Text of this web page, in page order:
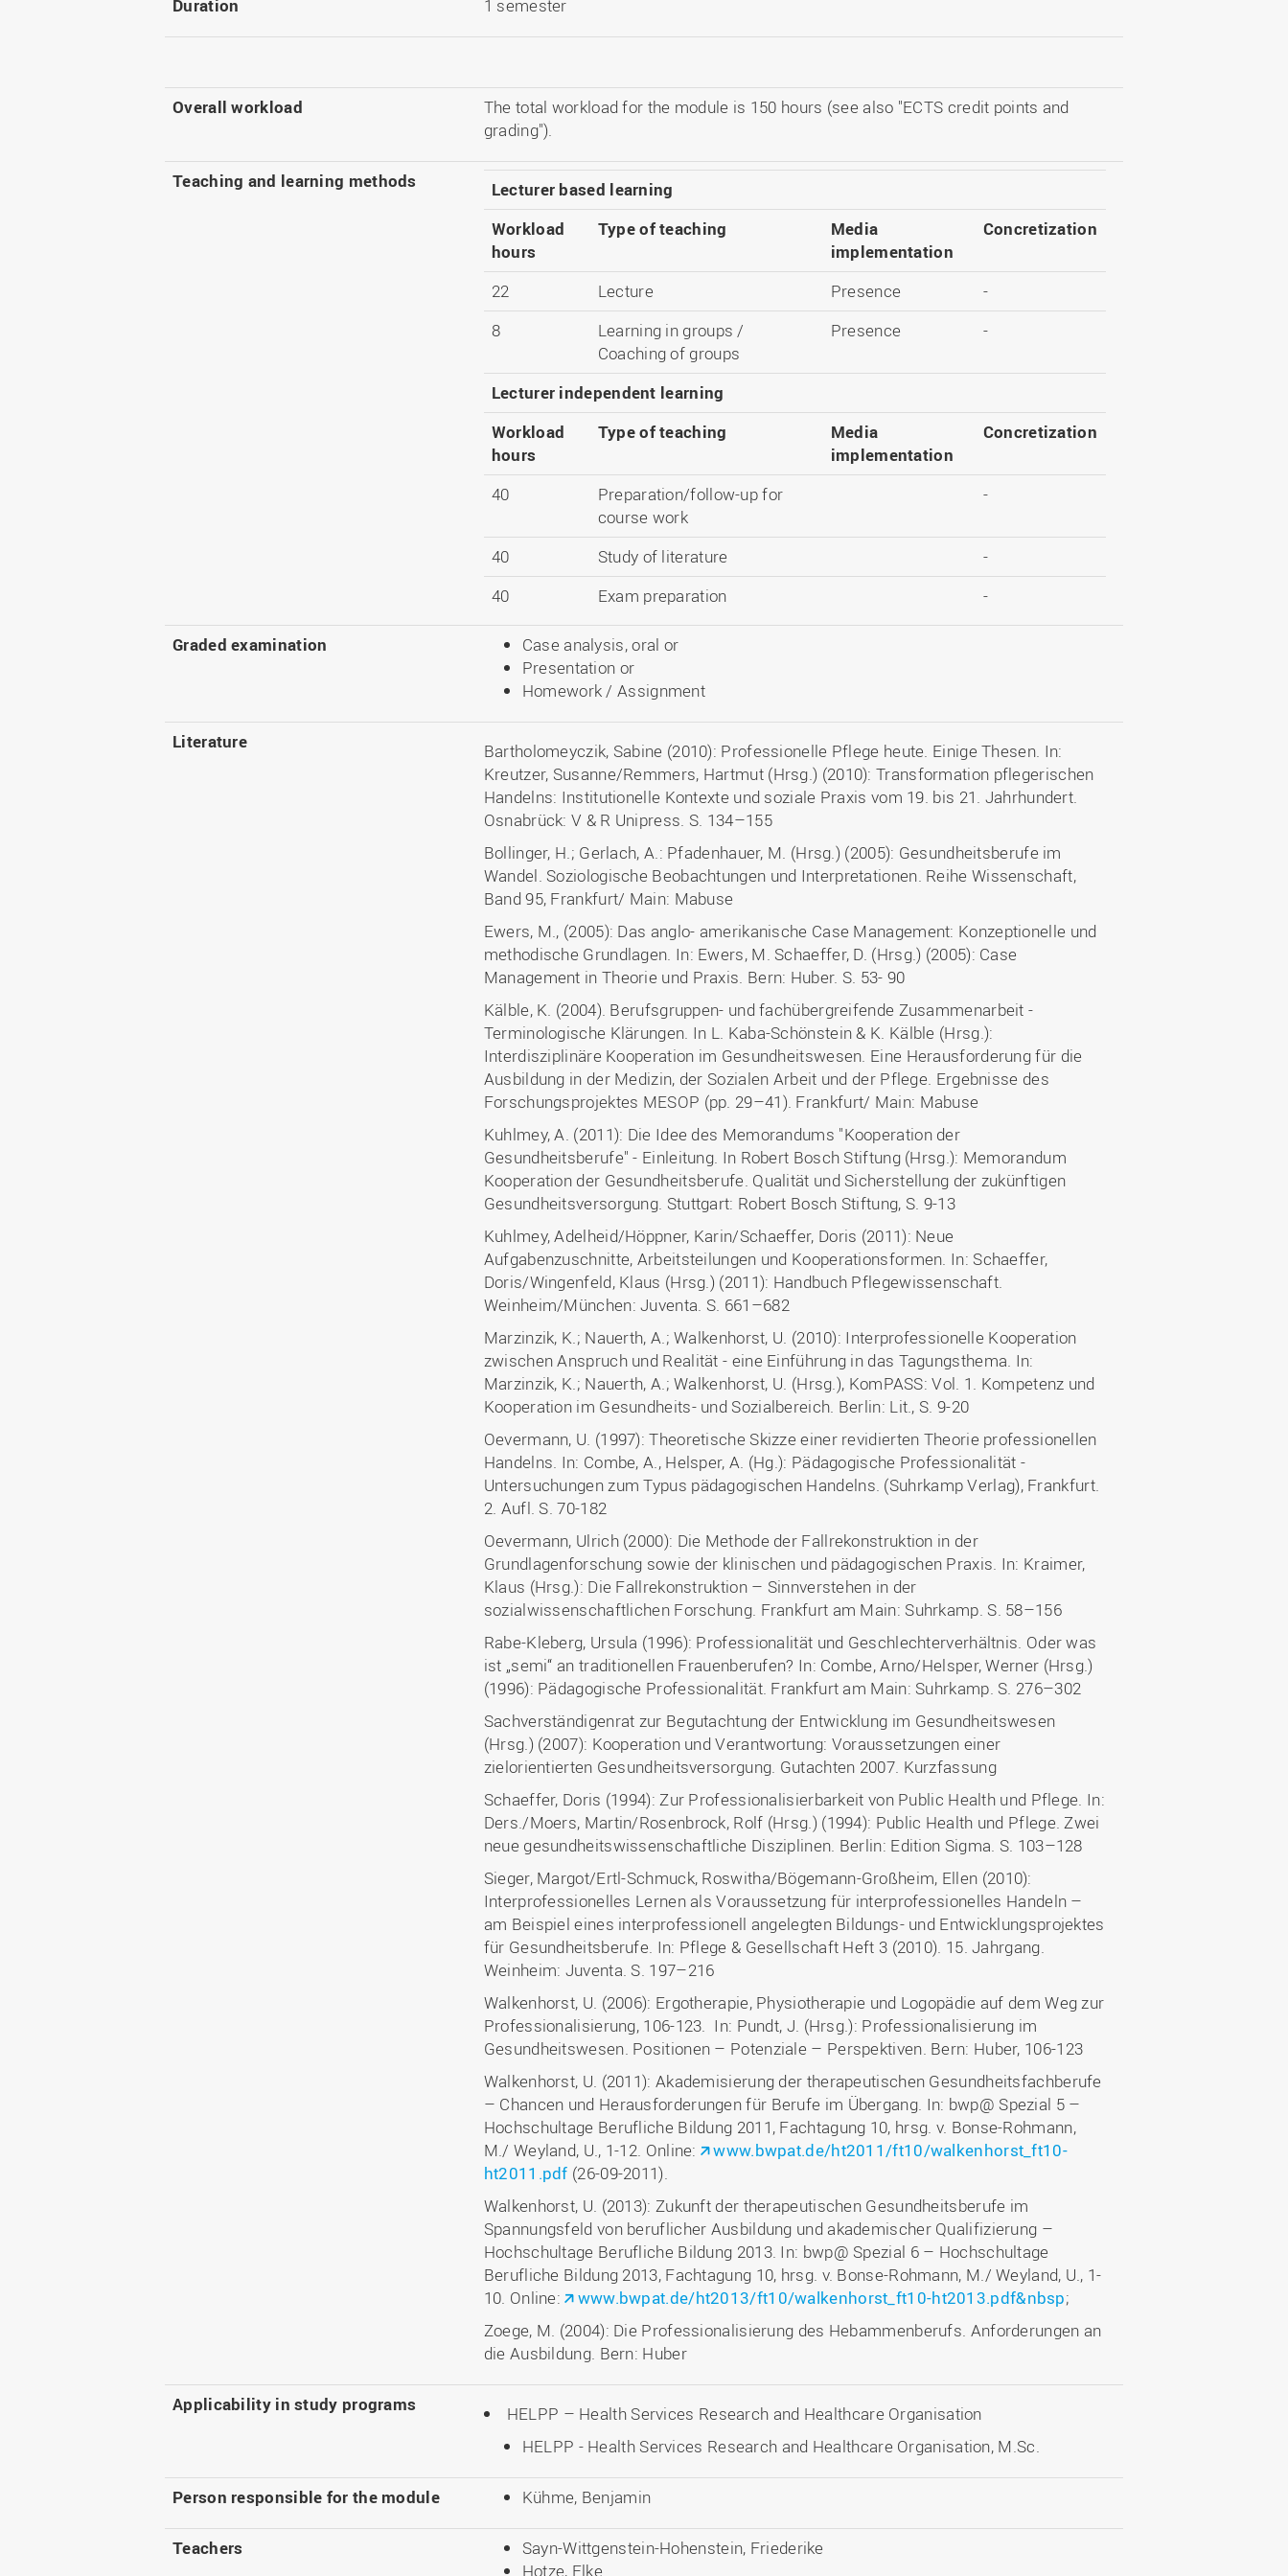
Duration 1 semester
Overall workload
The total workload for the module is 150 hours (see also "ECTS credit points and
grading").
Teaching and learning methods
Lecturer based learning
Workload
hours
Type of teaching
Media
implementation
Concretization
22 Lecture Presence
-
8
Learning in groups /
Coaching of groups
Presence -
Lecturer independent learning
Workload
hours
Type of teaching
Media
implementation
Concretization
40
Preparation/follow-up for
course work
-
40 Study of literature
-
40
Exam preparation -
Graded examination
Case analysis, oral or
Presentation or
Homework / Assignment
Literature
Bartholomeyczik, Sabine (2010): Professionelle Pflege heute. Einige Thesen. In:
Kreutzer, Susanne/Remmers, Hartmut (Hrsg.) (2010): Transformation pflegerischen
Handelns: Institutionelle Kontexte und soziale Praxis vom 19. bis 21. Jahrhundert.
Osnabrück: V & R Unipress. S. 134–155
Bollinger, H.; Gerlach, A.: Pfadenhauer, M. (Hrsg.) (2005): Gesundheitsberufe im
Wandel. Soziologische Beobachtungen und Interpretationen. Reihe Wissenschaft,
Band 95, Frankfurt/ Main: Mabuse
Ewers, M., (2005): Das anglo- amerikanische Case Management: Konzeptionelle und
methodische Grundlagen. In: Ewers, M. Schaeffer, D. (Hrsg.) (2005): Case
Management in Theorie und Praxis. Bern: Huber. S. 53- 90
Kälble, K. (2004). Berufsgruppen- und fachübergreifende Zusammenarbeit -
Terminologische Klärungen. In L. Kaba-Schönstein & K. Kälble (Hrsg.):
Interdisziplinäre Kooperation im Gesundheitswesen. Eine Herausforderung für die
Ausbildung in der Medizin, der Sozialen Arbeit und der Pflege. Ergebnisse des
Forschungsprojektes MESOP (pp. 29–41). Frankfurt/ Main: Mabuse
Kuhlmey, A. (2011): Die Idee des Memorandums "Kooperation der
Gesundheitsberufe" - Einleitung. In Robert Bosch Stiftung (Hrsg.): Memorandum
Kooperation der Gesundheitsberufe. Qualität und Sicherstellung der zukünftigen
Gesundheitsversorgung. Stuttgart: Robert Bosch Stiftung, S. 9-13
Kuhlmey, Adelheid/Höppner, Karin/Schaeffer, Doris (2011): Neue
Aufgabenzuschnitte, Arbeitsteilungen und Kooperationsformen. In: Schaeffer,
Doris/Wingenfeld, Klaus (Hrsg.) (2011): Handbuch Pflegewissenschaft.
Weinheim/München: Juventa. S. 661–682
Marzinzik, K.; Nauerth, A.; Walkenhorst, U. (2010): Interprofessionelle Kooperation
zwischen Anspruch und Realität - eine Einführung in das Tagungsthema. In:
Marzinzik, K.; Nauerth, A.; Walkenhorst, U. (Hrsg.), KomPASS: Vol. 1. Kompetenz und
Kooperation im Gesundheits- und Sozialbereich. Berlin: Lit., S. 9-20
Oevermann, U. (1997): Theoretische Skizze einer revidierten Theorie professionellen
Handelns. In: Combe, A., Helsper, A. (Hg.): Pädagogische Professionalität -
Untersuchungen zum Typus pädagogischen Handelns. (Suhrkamp Verlag), Frankfurt.
2. Aufl. S. 70-182
Oevermann, Ulrich (2000): Die Methode der Fallrekonstruktion in der
Grundlagenforschung sowie der klinischen und pädagogischen Praxis. In: Kraimer,
Klaus (Hrsg.): Die Fallrekonstruktion – Sinnverstehen in der
sozialwissenschaftlichen Forschung. Frankfurt am Main: Suhrkamp. S. 58–156
Rabe-Kleberg, Ursula (1996): Professionalität und Geschlechterverhältnis. Oder was
ist „semi“ an traditionellen Frauenberufen? In: Combe, Arno/Helsper, Werner (Hrsg.)
(1996): Pädagogische Professionalität. Frankfurt am Main: Suhrkamp. S. 276–302
Sachverständigenrat zur Begutachtung der Entwicklung im Gesundheitswesen
(Hrsg.) (2007): Kooperation und Verantwortung: Voraussetzungen einer
zielorientierten Gesundheitsversorgung. Gutachten 2007. Kurzfassung
Schaeffer, Doris (1994): Zur Professionalisierbarkeit von Public Health und Pflege. In:
Ders./Moers, Martin/Rosenbrock, Rolf (Hrsg.) (1994): Public Health und Pflege. Zwei
neue gesundheitswissenschaftliche Disziplinen. Berlin: Edition Sigma. S. 103–128
Sieger, Margot/Ertl-Schmuck, Roswitha/Bögemann-Großheim, Ellen (2010):
Interprofessionelles Lernen als Voraussetzung für interprofessionelles Handeln –
am Beispiel eines interprofessionell angelegten Bildungs- und Entwicklungsprojektes
für Gesundheitsberufe. In: Pflege & Gesellschaft Heft 3 (2010). 15. Jahrgang.
Weinheim: Juventa. S. 197–216
Walkenhorst, U. (2006): Ergotherapie, Physiotherapie und Logopädie auf dem Weg zur
Professionalisierung, 106-123. In: Pundt, J. (Hrsg.): Professionalisierung im
Gesundheitswesen. Positionen – Potenziale – Perspektiven. Bern: Huber, 106-123
Walkenhorst, U. (2011): Akademisierung der therapeutischen Gesundheitsfachberufe
– Chancen und Herausforderungen für Berufe im Übergang. In: bwp@ Spezial 5 –
Hochschultage Berufliche Bildung 2011, Fachtagung 10, hrsg. v. Bonse-Rohmann,
M./ Weyland, U., 1-12. Online: www.bwpat.de/ht2011/ft10/walkenhorst_ft10-
ht2011.pdf (26-09-2011).
Walkenhorst, U. (2013): Zukunft der therapeutischen Gesundheitsberufe im
Spannungsfeld von beruflicher Ausbildung und akademischer Qualifizierung –
Hochschultage Berufliche Bildung 2013. In: bwp@ Spezial 6 – Hochschultage
Berufliche Bildung 2013, Fachtagung 10, hrsg. v. Bonse-Rohmann, M./ Weyland, U., 1-
10. Online: www.bwpat.de/ht2013/ft10/walkenhorst_ft10-ht2013.pdf&nbsp;
Zoege, M. (2004): Die Professionalisierung des Hebammenberufs. Anforderungen an
die Ausbildung. Bern: Huber
Applicability in study programs
HELPP – Health Services Research and Healthcare Organisation
HELPP - Health Services Research and Healthcare Organisation, M.Sc.
Person responsible for the module Kühme, Benjamin
Teachers
Sayn-Wittgenstein-Hohenstein, Friederike
Hotze, Elke